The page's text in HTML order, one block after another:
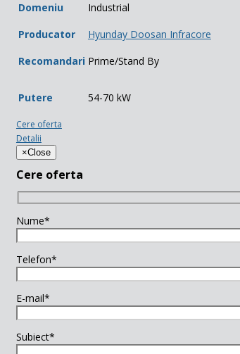
Domeniu
Industrial
Producator
Hyunday Doosan Infracore
Recomandari Prime/Stand By
Putere 54-70 kW
Cere oferta
Detalii
×Close
Cere oferta
Nume*
Telefon*
E-mail*
Subiect*